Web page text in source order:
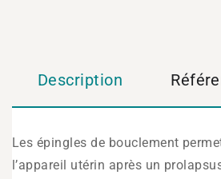
Description
Les épingles de bouclement
l’appareil utérin après un